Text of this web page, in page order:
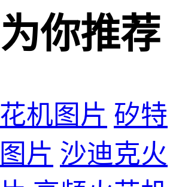
你推荐
机图片 矽特
片 沙迪克火